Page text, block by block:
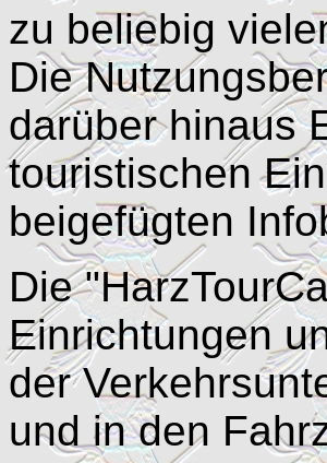
zu beliebig
Die
darüber hinaus
touristischen
beigefügten
Die
Einrichtungen
der
und in den